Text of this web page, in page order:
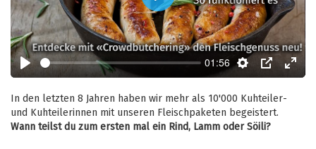
Play
01:56
Settings
PIP Enter
Play
In den letzten 8 Jahren haben wir mehr als 10'000 Kuhteiler-
und Kuhteilerinnen mit unseren Fleischpaketen begeistert.
Wann teilst du zum ersten mal ein Rind, Lamm oder Söili?